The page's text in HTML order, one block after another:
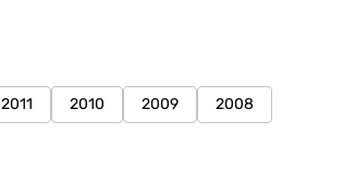
2011 2010 2009
2008